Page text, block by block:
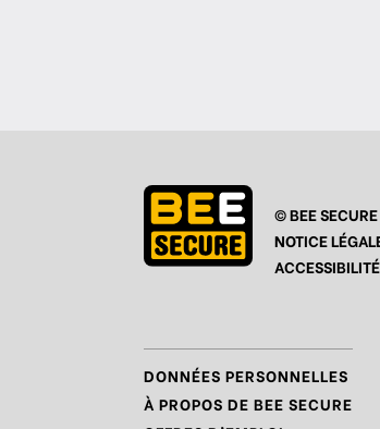
© BEE
NOTICE
ACCESSIBILITÉ
DONNÉES PERSONNELLES
À PROPOS DE BEE SECURE